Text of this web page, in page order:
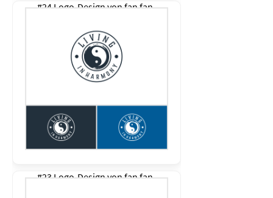
#24 Logo-Design vonfan fan
#23 Logo-Design vonfan fan